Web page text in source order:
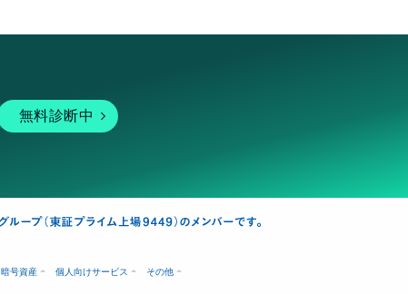
無料診断中
暗号資産 個人向けサービス その他